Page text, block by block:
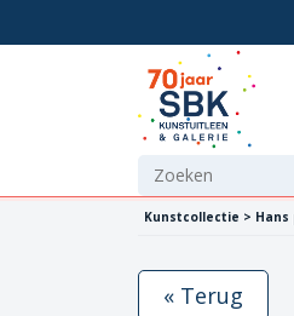
Kunstcollectie >
« Terug